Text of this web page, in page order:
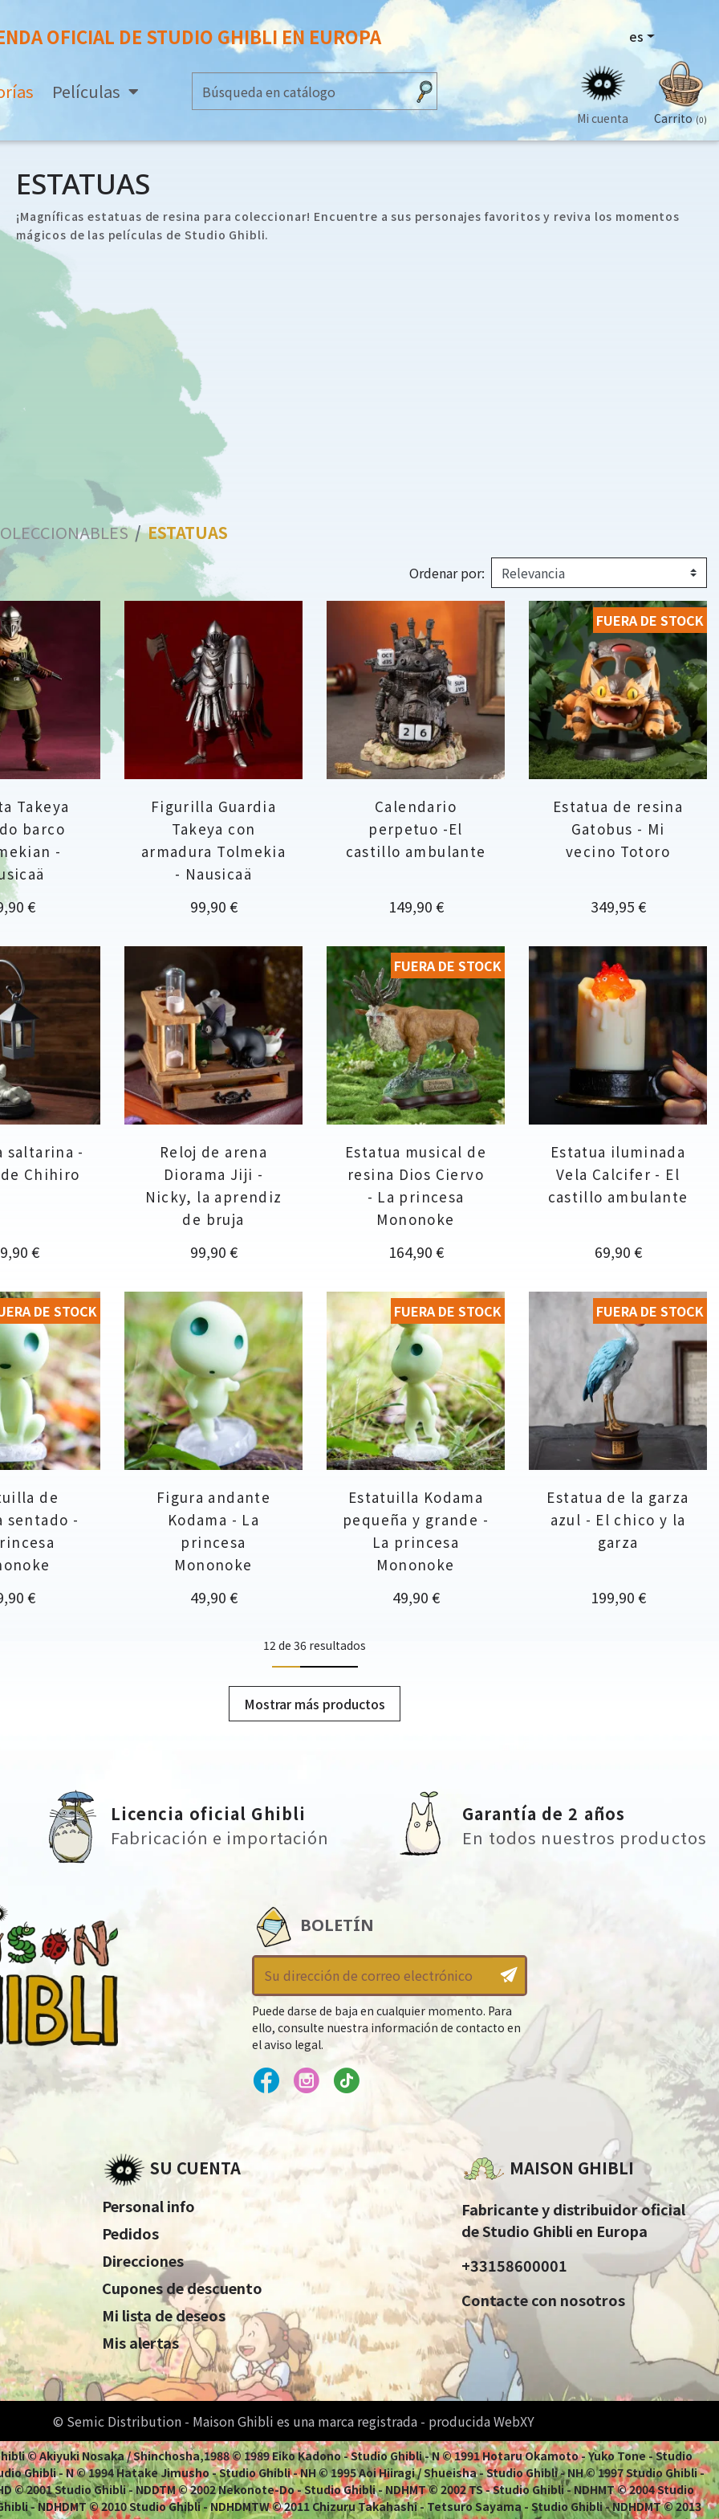
OFICIAL DE STUDIO GHIBLI EN EUROPA
Películas
es
Mi cuenta Carrito (0)
ESTATUAS
¡Magníficas estatuas de resina para coleccionar! Encuentre a sus personajes favoritos y reviva los momentos
mágicos de las películas de Studio Ghibli.
ESTATUAS
Ordenar por:
Takeya
barco
-
€
Figurilla Guardia
Takeya con
armadura Tolmekia
- Nausicaä
Precio
99,90 €
Calendario
perpetuo -El
castillo ambulante
Precio
149,90 €
Estatua de resina
Gatobus - Mi
vecino Totoro
Precio
349,95 €
FUERA DE STOCK
saltarina -
Chihiro
€
Reloj de arena
Diorama Jiji -
Nicky, la aprendiz
de bruja
Precio
99,90 €
Estatua musical de
resina Dios Ciervo
- La princesa
Mononoke
Precio
164,90 €
FUERA DE STOCK
Estatua iluminada
Vela Calcifer - El
castillo ambulante
Precio
69,90 €
de
sentado -
€
DE STOCK
Figura andante
Kodama - La
princesa
Mononoke
Precio
49,90 €
Estatuilla Kodama
pequeña y grande -
La princesa
Mononoke
Precio
49,90 €
FUERA DE STOCK
Estatua de la garza
azul - El chico y la
garza
Precio
199,90 €
FUERA DE STOCK
12 de 36 resultados
Mostrar más productos
Licencia oficial Ghibli
Fabricación e importación
Garantía de 2 años
En todos nuestros productos
BOLETÍN
Puede darse de baja en cualquier momento. Para
ello, consulte nuestra información de contacto en
el aviso legal.
SU CUENTA
Personal info
Pedidos
Direcciones
Cupones de descuento
Mi lista de deseos
Mis alertas
MAISON GHIBLI
Fabricante y distribuidor oficial
de Studio Ghibli en Europa
+33158600001
Contacte con nosotros
© Semic Distribution - Maison Ghibli es una marca registrada - producida WebXY
© Akiyuki Nosaka / Shinchosha,1988 © 1989 Eiko Kadono - Studio Ghibli - N © 1991 Hotaru Okamoto - Yuko Tone - Studio
Ghibli - N © 1994 Hatake Jimusho - Studio Ghibli - NH © 1995 Aoi Hiiragi / Shueisha - Studio Ghibli - NH © 1997 Studio Ghibli -
2001 Studio Ghibli - NDDTM © 2002 Nekonote-Do - Studio Ghibli - NDHMT © 2002 TS - Studio Ghibli - NDHMT © 2004 Studio
- NDHDMT © 2010 Studio Ghibli - NDHDMTW © 2011 Chizuru Takahashi - Tetsuro Sayama - Studio Ghibli - NDHDMT © 2013